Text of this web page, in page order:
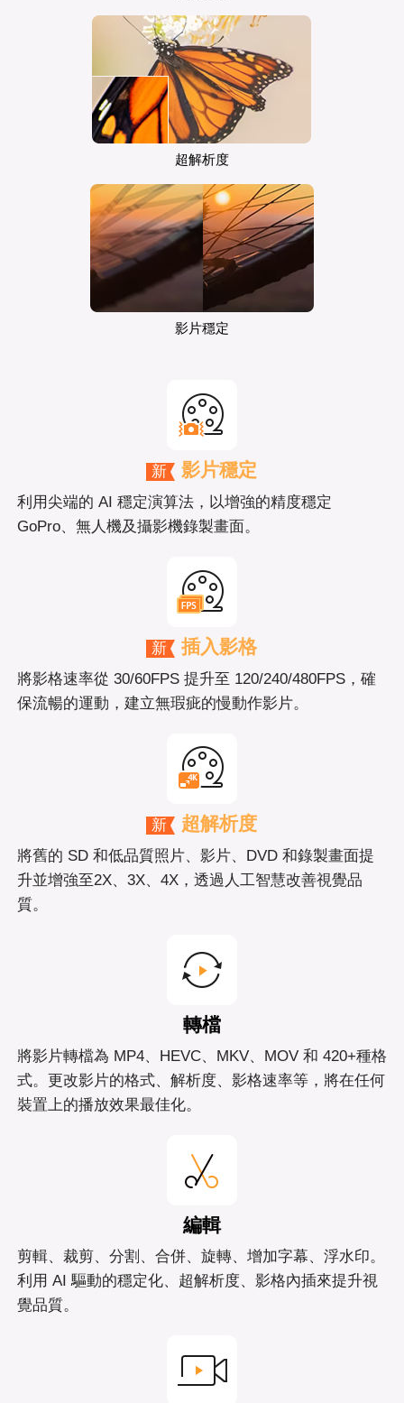
超解析度
影片穩定
新 影片穩定
利用尖端的 AI 穩定演算法，以增強的精度穩定
GoPro、無人機及攝影機錄製畫面。
新 插入影格
將影格速率從 30/60FPS 提升至 120/240/480FPS，確
保流暢的運動，建立無瑕疵的慢動作影片。
新 超解析度
將舊的 SD 和低品質照片、影片、DVD 和錄製畫面提
升並增強至2X、3X、4X，透過人工智慧改善視覺品
質。
轉檔
將影片轉檔為 MP4、HEVC、MKV、MOV 和 420+種格
式。更改影片的格式、解析度、影格速率等，將在任何
裝置上的播放效果最佳化。
編輯
剪輯、裁剪、分割、合併、旋轉、增加字幕、浮水印。
利用 AI 驅動的穩定化、超解析度、影格內插來提升視
覺品質。